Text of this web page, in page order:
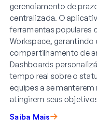
gerenciamento de
centralizada. O
ferramentas populares
Workspace, garantindo
compartilhamento de
Dashboards
tempo real sobre o
equipes a se
atingirem seus
Saiba Mais